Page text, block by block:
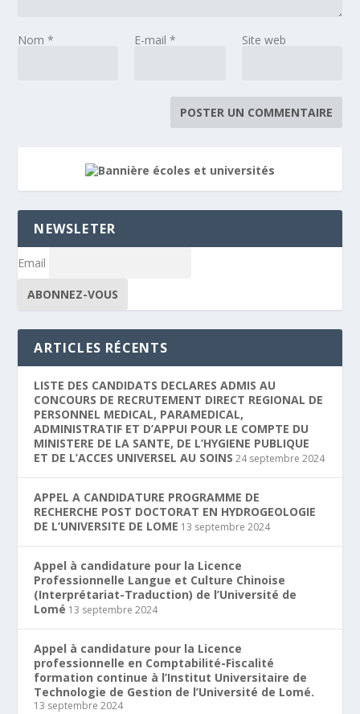
Nom* E-mail * Site web
NEWSLETER
Email
ARTICLES RÉCENTS
LISTE DES CANDIDATS DECLARES ADMIS AU
CONCOURS DE RECRUTEMENT DIRECT REGIONAL DE
PERSONNEL MEDICAL, PARAMEDICAL,
ADMINISTRATIF ET D’APPUI POUR LE COMPTE DU
MINISTERE DE LA SANTE, DE L’HYGIENE PUBLIQUE
ET DE L’ACCES UNIVERSEL AU SOINS 24 septembre 2024
APPEL A CANDIDATURE PROGRAMME DE
RECHERCHE POST DOCTORAT EN HYDROGEOLOGIE
DE L’UNIVERSITE DE LOME 13 septembre 2024
Appel à candidature pour la Licence
Professionnelle Langue et Culture Chinoise
(Interprétariat-Traduction) de l’Université de
Lomé 13 septembre 2024
Appel à candidature pour la Licence
professionnelle en Comptabilité-Fiscalité
formation continue à l’Institut Universitaire de
Technologie de Gestion de l’Université de Lomé.
13 septembre 2024